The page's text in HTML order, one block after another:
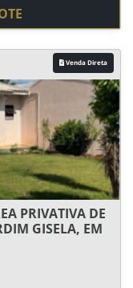
Venda Direta
PRIVATIVA DE
GISELA, EM